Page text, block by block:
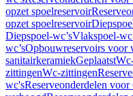
opzet spoelreservoir
opzet spoelreservoir
Diepspoel-wc’sVlakspoel-
wc’sOpbouwreservoirs voor
sanitairkeramiekGeplaatst
zittingenWc-zittingen
wc'sReserveonderdelen